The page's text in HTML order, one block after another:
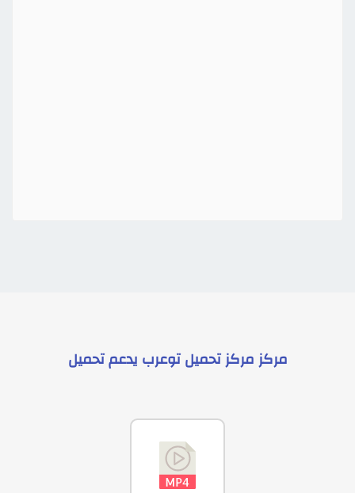
مركزمركز تحميل توعرب يدعمتحميل